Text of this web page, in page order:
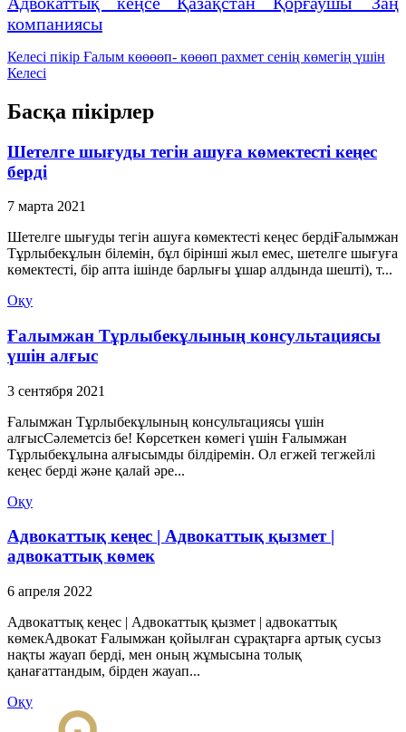
компаниясы
Келесі пікір Ғалым көөөөп- көөөп рахмет сенің көмегің үшін
Келесі
Басқа пікірлер
Шетелге шығуды тегін ашуға көмектесті кеңес
берді
7 марта 2021
Шетелге шығуды тегін ашуға көмектесті кеңес бердіҒалымжан
Тұрлыбекұлын білемін, бұл бірінші жыл емес, шетелге шығуға
көмектесті, бір апта ішінде барлығы ұшар алдында шешті), т...
Оқу
Ғалымжан Тұрлыбекұлының консультациясы
үшін алғыс
3 сентября 2021
Ғалымжан Тұрлыбекұлының консультациясы үшін
алғысСәлеметсіз бе! Көрсеткен көмегі үшін Ғалымжан
Тұрлыбекұлына алғысымды білдіремін. Ол егжей тегжейлі
кеңес берді және қалай әре...
Оқу
Адвокаттық кеңес | Адвокаттық қызмет |
адвокаттық көмек
6 апреля 2022
Адвокаттық кеңес | Адвокаттық қызмет | адвокаттық
көмекАдвокат Ғалымжан қойылған сұрақтарға артық сусыз
нақты жауап берді, мен оның жұмысына толық
қанағаттандым, бірден жауап...
Оқу